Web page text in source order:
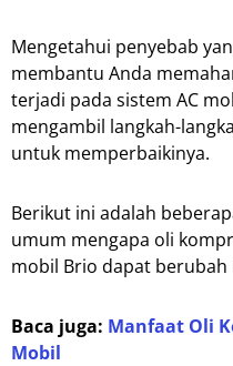
Mengetahui penyebab
membantu Anda
terjadi pada sistem AC
mengambil langkah-
untuk memperbaikinya.
Berikut ini adalah
umum mengapa oli
mobil Brio dapat
Baca juga: Manfaat Oli
Mobil